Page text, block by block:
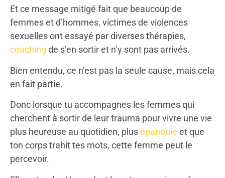
Et ce message mitigé fait que beaucoup de
femmes et d’hommes, victimes de violences
sexuelles ont essayé par diverses thérapies,
coaching de s’en sortir et n’y sont pas arrivés.
Bien entendu, ce n’est pas la seule cause, mais cela
en fait partie.
Donc lorsque tu accompagnes les femmes qui
cherchent à sortir de leur trauma pour vivre une vie
plus heureuse au quotidien, plusépanouie et que
ton corps trahit tes mots, cette femme peut le
percevoir.